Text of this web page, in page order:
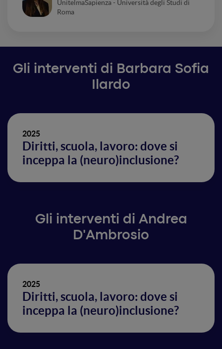
UnitelmaSapienza - Università degli Studi di
Roma
Gli interventi di Barbara Sofia
Ilardo
2025
Diritti, scuola, lavoro: dove si
inceppa la (neuro)inclusione?
Gli interventi di Andrea
D'Ambrosio
2025
Diritti, scuola, lavoro: dove si
inceppa la (neuro)inclusione?